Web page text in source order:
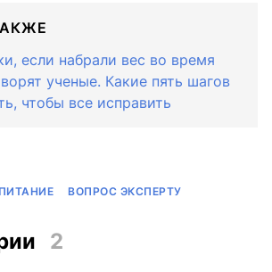
если набрали вес во время
ученые. Какие пять шагов
чтобы все исправить
ВОПРОС ЭКСПЕРТУ
2